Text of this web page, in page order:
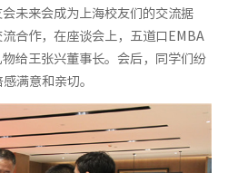
未来会成为上海校友们的交流据
合作，在座谈会上，五道口EMBA
给王张兴董事长。会后，同学们纷
满意和亲切。